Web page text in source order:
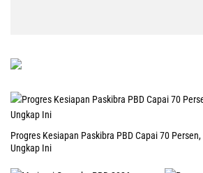
Progres Kesiapan Paskibra PBD Capai 70
Ungkap Ini